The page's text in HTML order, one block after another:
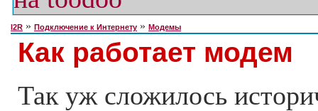
I2R » Подключение к Интернету » Модемы
Как работает модем
Так уж сложилось